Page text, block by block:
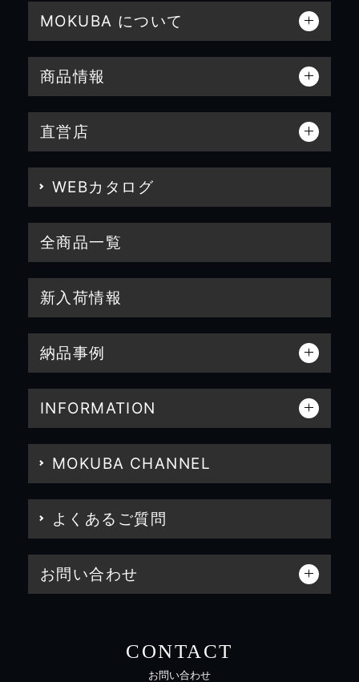
MOKUBA について
商品情報
直営店
WEBカタログ
全商品一覧
新入荷情報
納品事例
INFORMATION
MOKUBA CHANNEL
よくあるご質問
お問い合わせ
CONTACT
お問い合わせ